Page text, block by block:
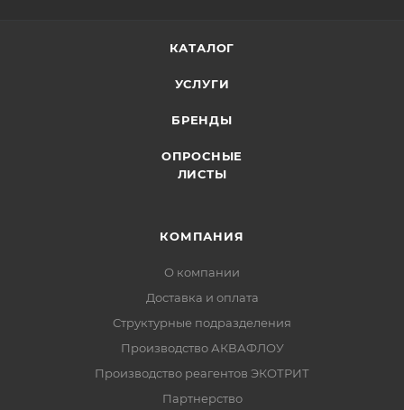
КАТАЛОГ
УСЛУГИ
БРЕНДЫ
ОПРОСНЫЕ
ЛИСТЫ
КОМПАНИЯ
О компании
Доставка и оплата
Структурные подразделения
Производство АКВАФЛОУ
Производство реагентов ЭКОТРИТ
Партнерство